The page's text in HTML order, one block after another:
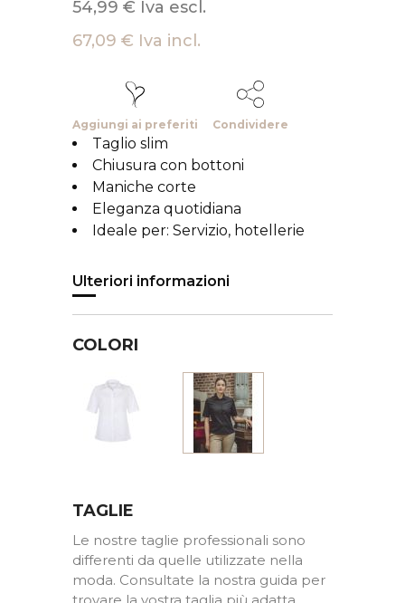
54,99 € Iva escl.
67,09 € Iva incl.
Aggiungi ai preferiti Condividere
Taglio slim
Chiusura con bottoni
Maniche corte
Eleganza quotidiana
Ideale per: Servizio, hotellerie
Ulteriori informazioni
COLORI
Bianco
TAGLIE
Le nostre taglie professionali sono
differenti da quelle utilizzate nella
moda. Consultate la nostra guida per